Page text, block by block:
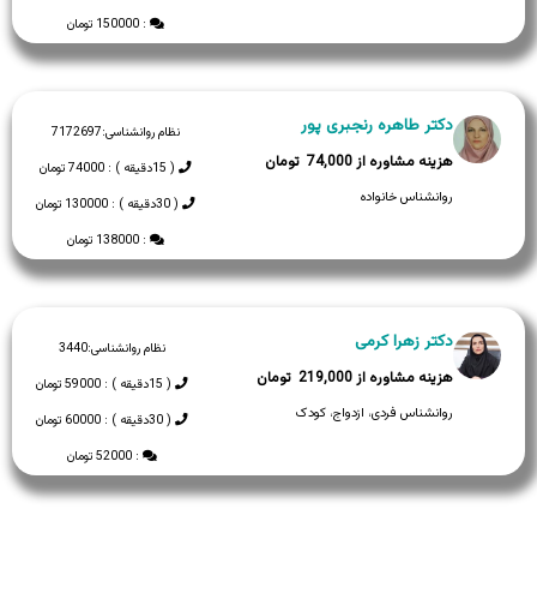
: 150000 تومان
نظام روانشناسی:7172697
( 15دقیقه ) : 74000 تومان
( 30دقیقه ) : 130000 تومان
: 138000 تومان
دکتر طاهره رنجبری پور
74,000
روانشناس خانواده
نظام روانشناسی:3440
( 15دقیقه ) : 59000 تومان
( 30دقیقه ) : 60000 تومان
: 52000 تومان
دکتر زهرا کرمی
219,000
روانشناس فردی، ازدواج، کودک